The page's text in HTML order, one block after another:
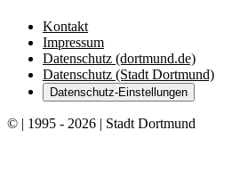
Kontakt
Impressum
Datenschutz (dortmund.de)
Datenschutz (Stadt Dortmund)
Datenschutz-Einstellungen
© | 1995 - 2026 | Stadt Dortmund